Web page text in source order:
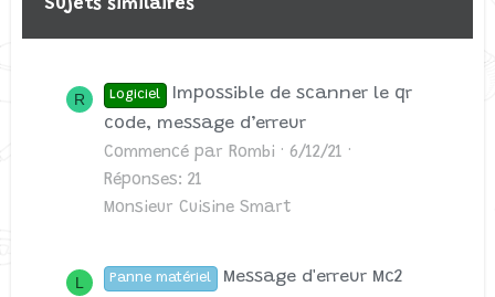
Sujets similaires
R Logiciel
Impossible de scanner le qr
code, message d’erreur
Commencé par Rombi
6/12/21
Réponses: 21
Monsieur Cuisine Smart
L Panne matériel
Message d'erreur Mc2